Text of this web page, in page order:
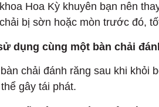
Hoa Kỳ khuyên bạn nên
bị sờn hoặc mòn trước đó,
dụng cùng một bàn chải
chải đánh răng sau khi khỏi
gây tái phát.